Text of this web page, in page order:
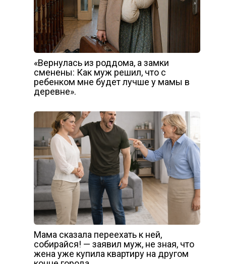
«Вернулась из роддома, а замки
сменены: Как муж решил, что с
ребенком мне будет лучше у мамы в
деревне».
Мама сказала переехать к ней,
собирайся! — заявил муж, не зная, что
жена уже купила квартиру на другом